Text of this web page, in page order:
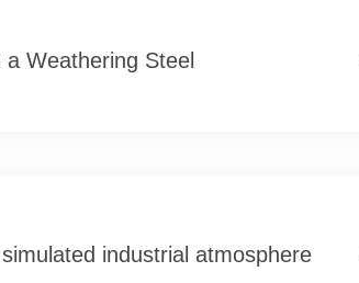
Weathering Steel
industrial atmosphere